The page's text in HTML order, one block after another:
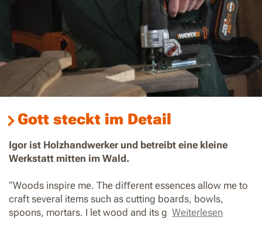
Gott steckt im Detail
Igor ist Holzhandwerker und betreibt eine kleine
Werkstatt mitten im Wald.
“Woods inspire me. The diﬀerent essences allow me to
craft several items such as cutting boards, bowls,
spoons, mortars. I let wood and its g Weiterlesen